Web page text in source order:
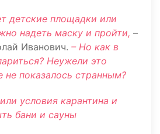
детские площадки или
надеть маску и пройти, –
Иванович. – Но как в
Неужели это
не показалось странным?